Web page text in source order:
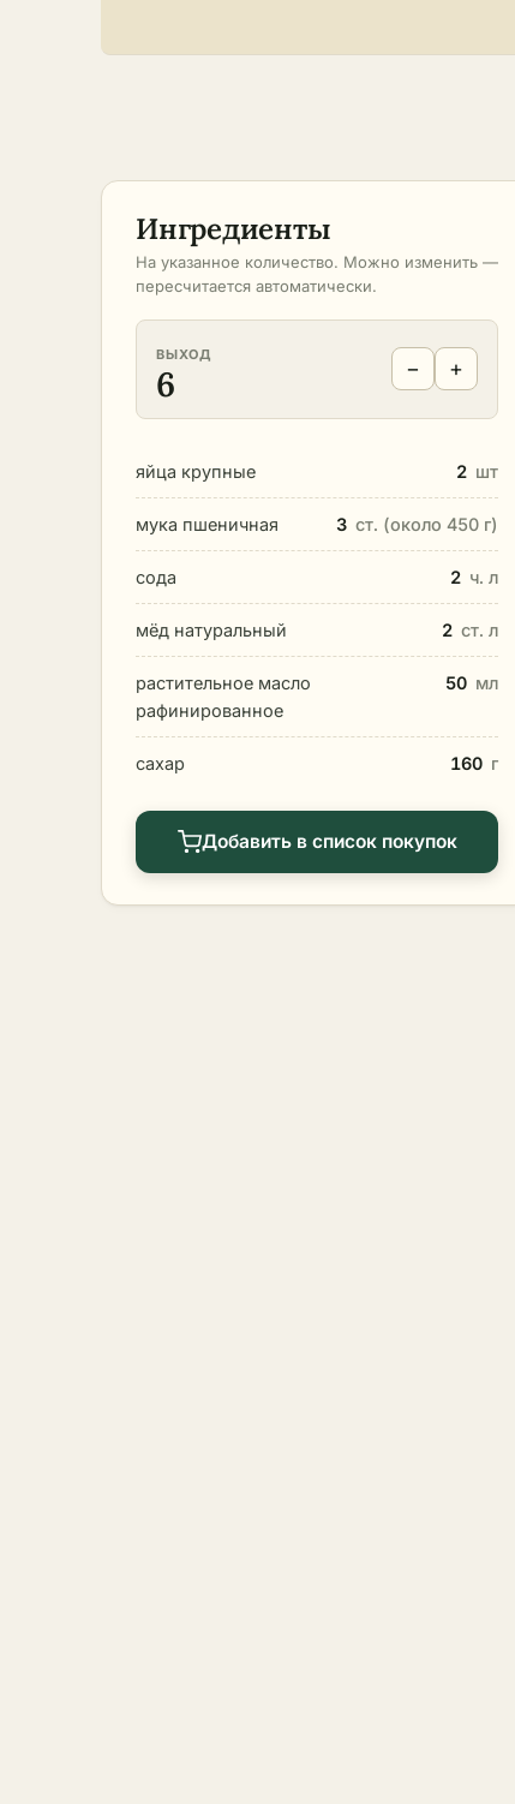
Ингредиенты
На указанное количество. Можно изменить —
пересчитается автоматически.
ВЫХОД
6 − +
яйца крупные 2 шт
мука пшеничная 3 ст. (около 450 г)
сода 2 ч. л
мёд натуральный 2 ст. л
растительное масло
рафинированное
50 мл
сахар 160 г
Добавить в список покупок